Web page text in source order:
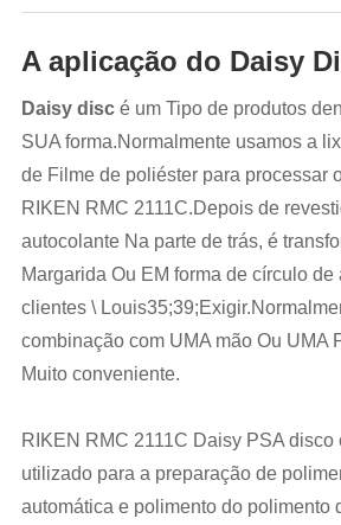
A aplicação do Daisy
Daisy disc é um Tipo de produtos
SUA forma.Normalmente usamos a
de Filme de poliéster para processar
RIKEN RMC 2111C.Depois de
autocolante Na parte de trás, é
Margarida Ou EM forma de círculo de
clientes \
combinação com UMA mão Ou UMA
Muito conveniente.
RIKEN RMC 2111C Daisy PSA disco
utilizado para a preparação de
automática e polimento do polimento